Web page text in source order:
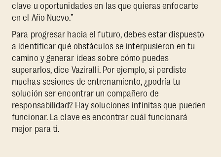
clave u oportunidades en las que quieras enfocarte
en el Año Nuevo.”
Para progresar hacia el futuro, debes estar dispuesto
a identificar qué obstáculos se interpusieron en tu
camino y generar ideas sobre cómo puedes
superarlos, dice Vaziralli. Por ejemplo, si perdiste
muchas sesiones de entrenamiento, ¿podría tu
solución ser encontrar un compañero de
responsabilidad? Hay soluciones infinitas que pueden
funcionar. La clave es encontrar cuál funcionará
mejor para ti.